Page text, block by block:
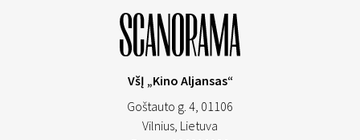
VšĮ „Kino Aljansas“
Goštauto g. 4, 01106
Vilnius, Lietuva